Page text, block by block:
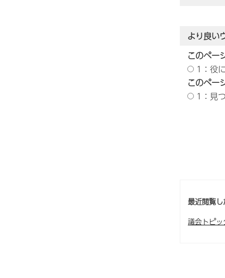
より良い
このペー
1：役
このペー
1：見
最近閲覧
議会トピ